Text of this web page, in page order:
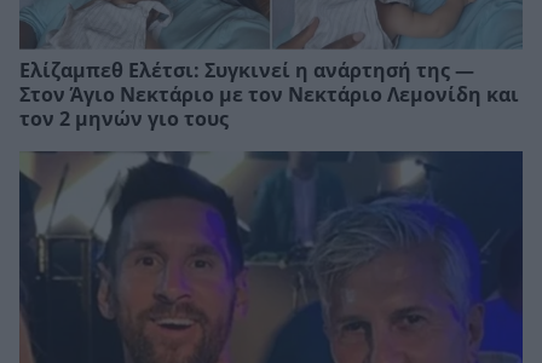
Ελίζαμπεθ Ελέτσι: Συγκινεί η ανάρτησή της —
Στον Άγιο Νεκτάριο με τον Νεκτάριο Λεμονίδη και
τον 2 μηνών γιο τους